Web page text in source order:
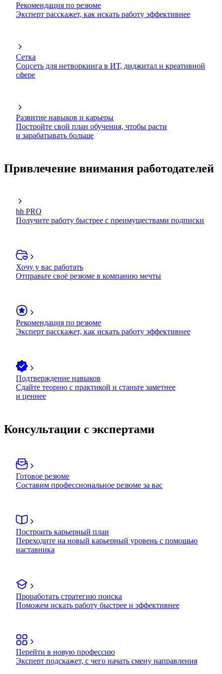
Рекомендация по резюме
Эксперт расскажет, как искать работу эффективнее
Сетка
Соцсеть для нетворкинга в ИТ, диджитал и креативной
сфере
Развитие навыков и карьеры
Постройте свой план обучения, чтобы расти
и зарабатывать больше
Привлечение внимания работодателей
hh PRO
Получите работу быстрее с преимуществами подписки
Хочу у вас работать
Отправьте своё резюме в компанию мечты
Рекомендация по резюме
Эксперт расскажет, как искать работу эффективнее
Подтверждение навыков
Сдайте теорию с практикой и станьте заметнее
и ценнее
Консультации с экспертами
Готовое резюме
Составим профессиональное резюме за вас
Построить карьерный план
Переходите на новый карьерный уровень с помощью
наставника
Проработать стратегию поиска
Поможем искать работу быстрее и эффективнее
Перейти в новую профессию
Эксперт подскажет, с чего начать смену направления